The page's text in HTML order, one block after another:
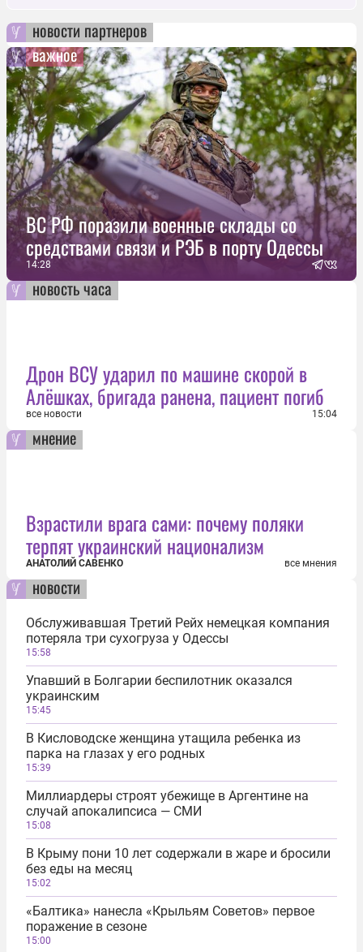
новости партнеров
важное
ВС РФ поразили военные склады со
средствами связи и РЭБ в порту Одессы
14:28
новость часа
Дрон ВСУ ударил по машине скорой в
Алёшках, бригада ранена, пациент погиб
все новости 15:04
мнение
Взрастили врага сами: почему поляки
терпят украинский национализм
АНАТОЛИЙ САВЕНКО все мнения
новости
Обслуживавшая Третий Рейх немецкая компания
потеряла три сухогруза у Одессы
15:58
Упавший в Болгарии беспилотник оказался
украинским
15:45
В Кисловодске женщина утащила ребенка из
парка на глазах у его родных
15:39
Миллиардеры строят убежище в Аргентине на
случай апокалипсиса — СМИ
15:08
В Крыму пони 10 лет содержали в жаре и бросили
без еды на месяц
15:02
«Балтика» нанесла «Крыльям Советов» первое
поражение в сезоне
15:00